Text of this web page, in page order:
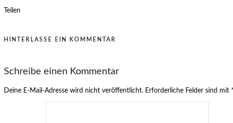
Teilen
HINTERLASSE EIN KOMMENTAR
Schreibe einen Kommentar
Deine E-Mail-Adresse wird nicht veröffentlicht. Erforderliche Felder sind mit *